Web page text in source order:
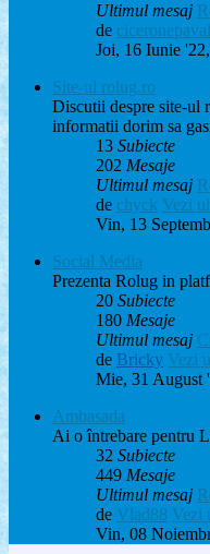
Ultimul mesaj
de
Joi, 16 Iunie
Site-ul rolug.ro
Discutii despre site-ul
informatii dorim sa
13 Subiecte
202 Mesaje
Ultimul mesaj
de chyck Vezi
Vin, 13
Social Media
Prezenta Rolug in
20 Subiecte
180 Mesaje
Ultimul mesaj
de Bricky Vezi
Mie, 31 August
Ambasada
Ai o întrebare pentru
32 Subiecte
449 Mesaje
Ultimul mesaj
de Vlad88 Vezi
Vin, 08